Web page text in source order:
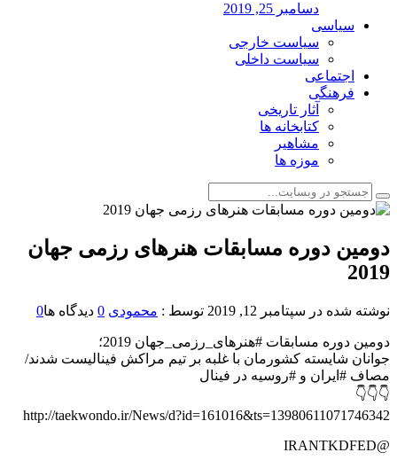
دسامبر 25, 2019
سیاسی
سیاست خارجی
سیاست داخلی
اجتماعی
فرهنگی
آثار تاریخی
کتابخانه ها
مشاهیر
موزه ها
دومین دوره مسابقات هنرهای رزمی جهان
2019
نوشته شده در سپتامبر 12, 2019 توسط : محمودی 0 دیدگاه ها0
دومین دوره مسابقات #هنرهای_رزمی_جهان 2019؛
جوانان شایسته کشورمان با غلبه بر تیم مراکش فینالیست شدند/
مصاف #ایران‌ و #روسیه در فینال
👇👇👇
http://taekwondo.ir/News/d?id=161016&ts=13980611071746342
@IRANTKDFED